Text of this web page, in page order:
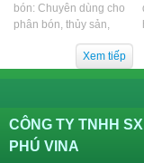
bón: Chuyên dùng cho
phân bón, thủy sản,
nông dược... Loại 250g,
500g dạng tròn và
vuông, 1kg nắp gati,...
CÔNG TY TNHH
PHÚ VINA